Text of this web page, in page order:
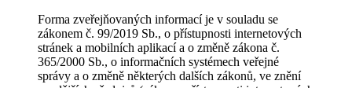
Forma zveřejňovaných informací je v souladu se
zákonem č. 99/2019 Sb., o přístupnosti internetových
stránek a mobilních aplikací a o změně zákona č.
365/2000 Sb., o informačních systémech veřejné
správy a o změně některých dalších zákonů, ve znění